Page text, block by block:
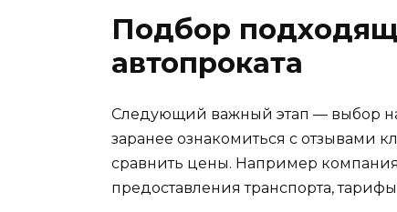
Подбор
автопроката
Следующий важный этап — выбор
заранее ознакомиться с отзывами
сравнить цены. Например
предоставления транспорта,